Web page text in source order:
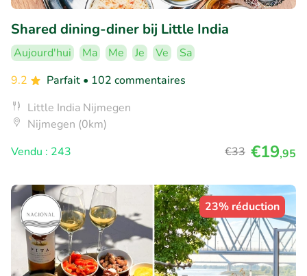
Shared dining-diner bij Little India
Aujourd'hui Ma Me Je Ve
Sa
9.2
Parfait • 102 commentaires
Little India Nijmegen
Nijmegen (0km)
Vendu : 243
€33 €19,95
23% réduction